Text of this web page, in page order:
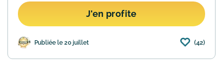
J'en profite
Publiée le 20 juillet (42)